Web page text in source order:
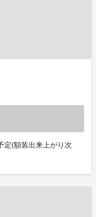
定(額装出来上がり次